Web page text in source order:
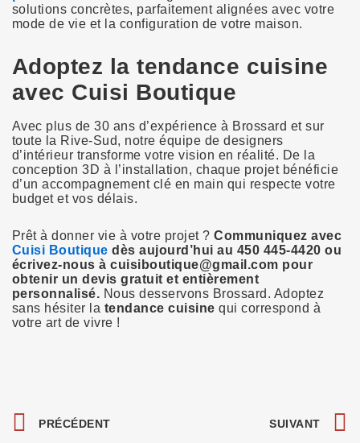
solutions concrètes, parfaitement alignées avec votre
mode de vie et la configuration de votre maison.
Adoptez la tendance cuisine
avec Cuisi Boutique
Avec plus de 30 ans d’expérience à Brossard et sur
toute la Rive-Sud, notre équipe de designers
d’intérieur transforme votre vision en réalité. De la
conception 3D à l’installation, chaque projet bénéficie
d’un accompagnement clé en main qui respecte votre
budget et vos délais.
Prêt à donner vie à votre projet ?Communiquez avec
Cuisi Boutiquedès aujourd’hui au 450 445-4420 ou
écrivez-nous à cuisiboutique@gmail.com pour
obtenir un devis gratuit et entièrement
personnalisé. Nous desservons Brossard. Adoptez
sans hésiter la tendance cuisine qui correspond à
votre art de vivre !
PRÉCÉDENT SUIVANT